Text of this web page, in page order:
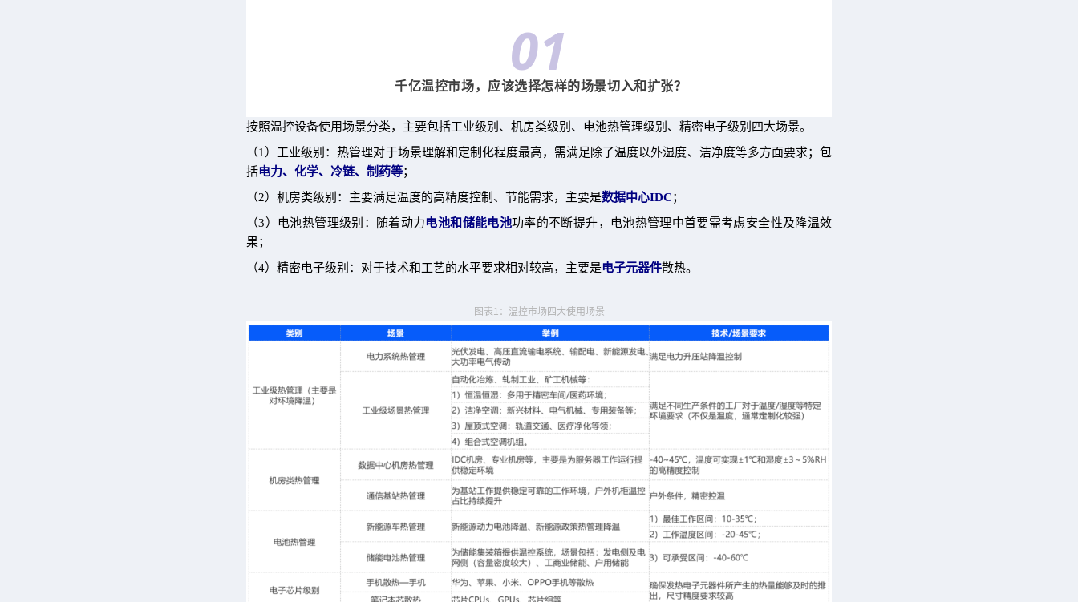
01
千亿温控市场，应该选择怎样的场景切入和扩张？
按照温控设备使用场景分类，主要包括工业级别、机房类级别、电池热管理级别、精密电子级别四大场景。
（1）工业级别：热管理对于场景理解和定制化程度最高，需满足除了温度以外湿度、洁净度等多方面要求；包
括电力、化学、冷链、制药等；
（2）机房类级别：主要满足温度的高精度控制、节能需求，主要是数据中心IDC；
（3）电池热管理级别：随着动力电池和储能电池功率的不断提升，电池热管理中首要需考虑安全性及降温效
果；
（4）精密电子级别：对于技术和工艺的水平要求相对较高，主要是电子元器件散热。
图表1 ：温控市场四大使用场景